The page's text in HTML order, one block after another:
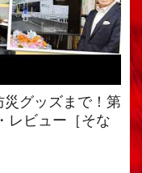
グッズまで！第
レビュー［そな